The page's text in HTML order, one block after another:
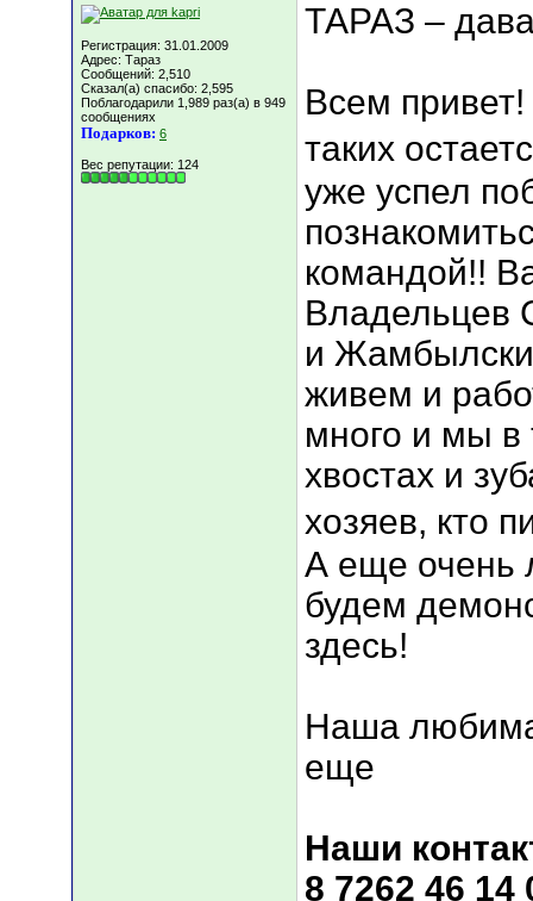
Регистрация: 31.01.2009
Адрес: Тараз
Сообщений: 2,510
Сказал(а) спасибо: 2,595
Поблагодарили 1,989 раз(а) в 949
сообщениях
Подарков: 6
Вес репутации: 124
ТАРАЗ –
Всем
таких
уже успел
командой!!
Владельцев
и
живем и
много и мы в
хвостах и
хозяев, кто
А еще очень
будем
здесь!
Наша
еще
Наши
8 7262 46 14